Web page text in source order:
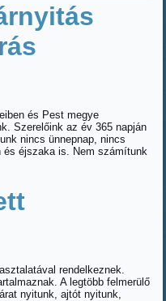
és Pest megye
Szerelőink az év 365 napján
nincs ünnepnap, nincs
és éjszaka is. Nem számítunk
rendelkeznek.
A legtöbb felmerülő
nyitunk, ajtót nyitunk,